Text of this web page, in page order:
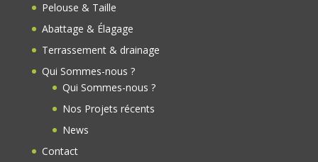
Pelouse & Taille
Abattage & Élagage
Terrassement & drainage
Qui Sommes-nous ?
Qui Sommes-nous ?
Nos Projets récents
News
Contact